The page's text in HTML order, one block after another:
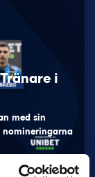
i
med sin
nomineringarna